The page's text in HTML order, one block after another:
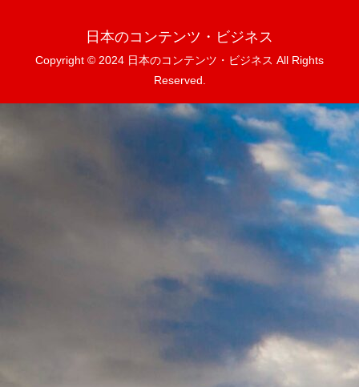
日本のコンテンツ・ビジネス
Copyright © 2024 日本のコンテンツ・ビジネス All Rights
Reserved.